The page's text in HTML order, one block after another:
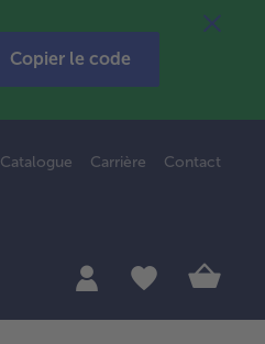
Copier le code
Catalogue Carrière Contact